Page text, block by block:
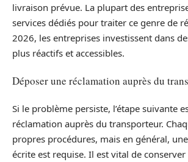
livraison prévue. La plupart des
services dédiés pour traiter ce genre de
2026, les entreprises investissent dans
plus réactifs et accessibles.
Déposer une réclamation auprès du
Si le problème persiste, l’étape suivante
réclamation auprès du transporteur.
propres procédures, mais en général,
écrite est requise. Il est vital de conserver